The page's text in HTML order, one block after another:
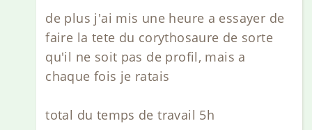
de plus j'ai mis une heure a essayer de
faire la tete du corythosaure de sorte
qu'il ne soit pas de profil, mais a
chaque fois je ratais
total du temps de travail 5h